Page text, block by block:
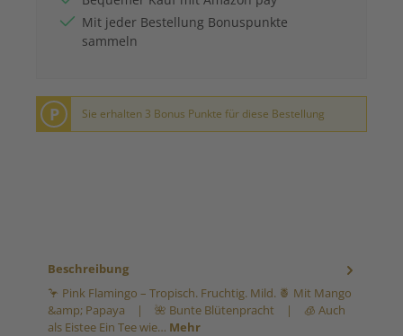
Mit jeder Bestellung Bonuspunkte
sammeln
P Sie erhalten 3 Bonus Punkte für diese Bestellung
Beschreibung
🦩 Pink Flamingo – Tropisch. Fruchtig. Mild. 🍍 Mit Mango
&amp; Papaya | 🌺 Bunte Blütenpracht | 🧊 Auch
als Eistee Ein Tee wie… Mehr